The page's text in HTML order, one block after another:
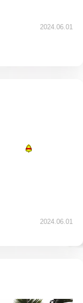
2024.06.01
2024.06.01